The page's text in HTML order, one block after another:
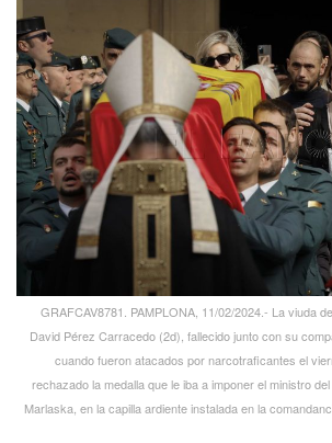
GRAFCAV8781. PAMPLONA, 11/02/2024.- La viuda
David Pérez Carracedo (2d), fallecido junto con su
cuando fueron atacados por narcotraficantes el
rechazado la medalla que le iba a imponer el ministro
Marlaska, en la capilla ardiente instalada en la